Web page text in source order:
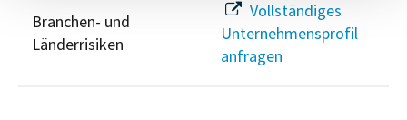
Branchen- und
Länderrisiken
Vollständiges
Unternehmensprofil
anfragen